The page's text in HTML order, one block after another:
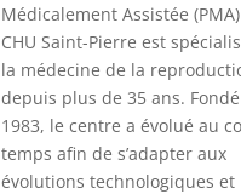
Médicalement Assistée
CHU Saint-Pierre est
la médecine de la
depuis plus de 35 ans.
1983, le centre a évolué au
temps afin de s’adapter aux
évolutions technologiques et